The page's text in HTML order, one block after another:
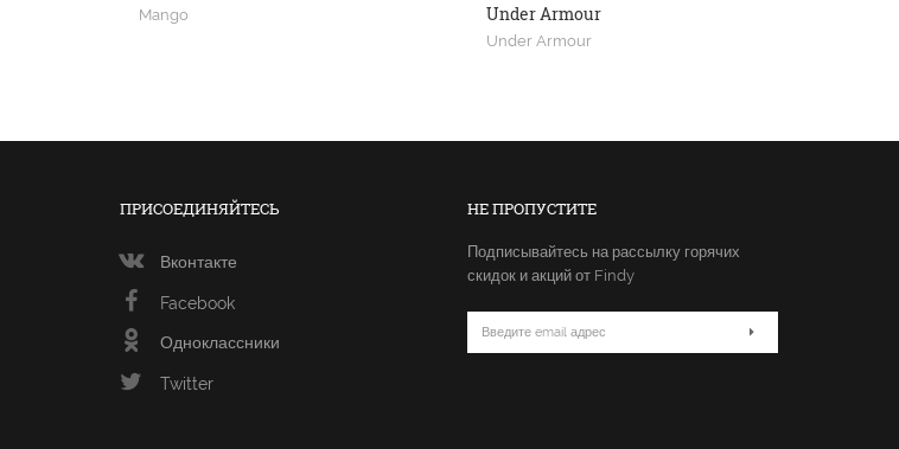
Mango
Under Armour
Under Armour
ПРИСОЕДИНЯЙТЕСЬ
Вконтакте
Facebook
Одноклассники
Twitter
НЕ ПРОПУСТИТЕ
Подписывайтесь на рассылку горячих
скидок и акций от Findy